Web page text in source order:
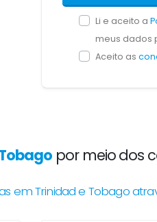
Li e aceito a
meus dados
Aceito as
por meio dos
em Trinidad e Tobago